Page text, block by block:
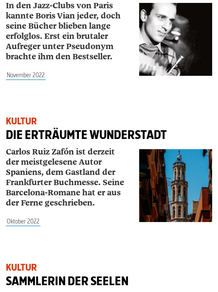
In den Jazz-Clubs von Paris
kannte Boris Vian jeder, doch
seine Bücher blieben lange
erfolglos. Erst ein brutaler
Aufreger unter Pseudonym
brachte ihm den Bestseller.
November 2022
KULTUR
DIE ERTRÄUMTE WUNDERSTADT
Carlos Ruiz Zafón ist derzeit
der meistgelesene Autor
Spaniens, dem Gastland der
Frankfurter Buchmesse. Seine
Barcelona-Romane hat er aus
der Ferne geschrieben.
Oktober 2022
KULTUR
SAMMLERIN DER SEELEN